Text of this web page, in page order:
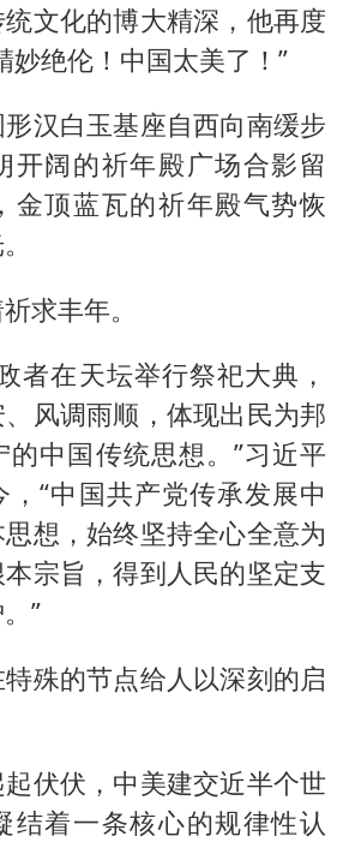
文化的博大精深，他再度
妙绝伦！中国太美了！”
汉白玉基座自西向南缓步
开阔的祈年殿广场合影留
金顶蓝瓦的祈年殿气势恢
求丰年。
者在天坛举行祭祀大典，
风调雨顺，体现出民为邦
的中国传统思想。”习近平
，“中国共产党传承发展中
想，始终坚持全心全意为
宗旨，得到人民的坚定支
”
殊的节点给人以深刻的启
伏伏，中美建交近半个世
结着一条核心的规律性认